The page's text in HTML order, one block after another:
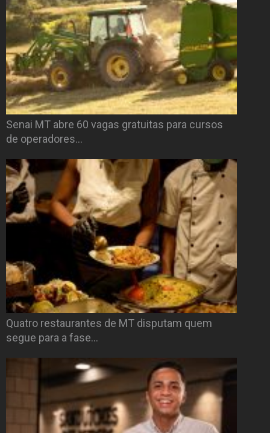
Senai MT abre 60 vagas gratuitas para cursos
de operadores…
Quatro restaurantes de MT disputam quem
segue para a fase…